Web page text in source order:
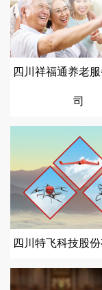
四川祥福通养老
司
四川特飞科技股份